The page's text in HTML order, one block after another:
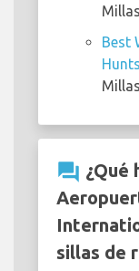
Best
question_answer ¿Qué
sillas de